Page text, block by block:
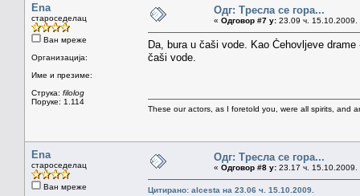
Ena
староседелац
Ван мреже
Организација:
Име и презиме:
Струка: filolog
Поруке: 1.114
Одг: Тресла се гора...
« Одговор #7 у: 23.09 ч. 15.10.2009.
Da, bura u čaši vode. Kao Čehovljeve
čaši vode.
These our actors, as I foretold you, were all spirits, and
Ena
староседелац
Ван мреже
Одг: Тресла се гора...
« Одговор #8 у: 23.17 ч. 15.10.2009.
Цитирано: alcesta на 23.06 ч. 15.10.2009.